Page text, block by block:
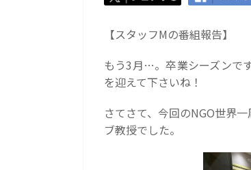
【スタッフMの番組報告】
もう3月…。卒業シーズンで
を迎えて下さいね！
さてさて、今回のNGO世界
ブ教授でした。